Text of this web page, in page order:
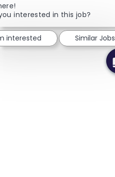
interested in this job?
interested Similar Jobs